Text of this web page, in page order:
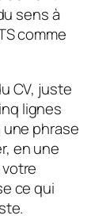
sens à
comme
CV, juste
lignes
une phrase
en une
ce qui